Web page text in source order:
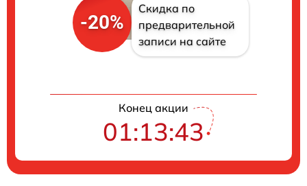
-20%
Скидка по
предварительной
записи на сайте
Конец акции
01:13:42